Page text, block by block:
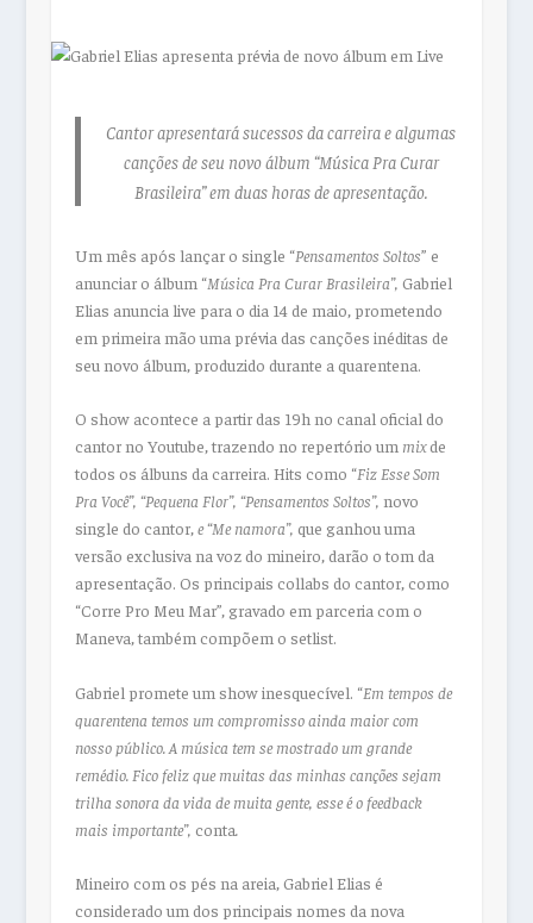
Cantor apresentará sucessos da carreira e algumas
canções de seu novo álbum “Música Pra Curar
Brasileira” em duas horas de apresentação.
Um mês após lançar o single “Pensamentos Soltos” e
anunciar o álbum “Música Pra Curar Brasileira”, Gabriel
Elias anuncia live para o dia 14 de maio, prometendo
em primeira mão uma prévia das canções inéditas de
seu novo álbum, produzido durante a quarentena.
O show acontece a partir das 19h no canal oficial do
cantor no Youtube, trazendo no repertório um mixde
todos os álbuns da carreira. Hits como “Fiz Esse Som
Pra Você”, “Pequena Flor”, “Pensamentos Soltos”, novo
single do cantor,e “Me namora”, que ganhou uma
versão exclusiva na voz do mineiro, darão o tom da
apresentação. Os principais collabs do cantor, como
“Corre Pro Meu Mar”, gravado em parceria com o
Maneva, também compõem o setlist.
Gabriel promete um show inesquecível. “Em tempos de
quarentena temos um compromisso ainda maior com
nosso público. A música tem se mostrado um grande
remédio. Fico feliz que muitas das minhas canções sejam
trilha sonora da vida de muita gente, esse é o feedback
mais importante”, conta.
Mineiro com os pés na areia, Gabriel Elias é
considerado um dos principais nomes da nova